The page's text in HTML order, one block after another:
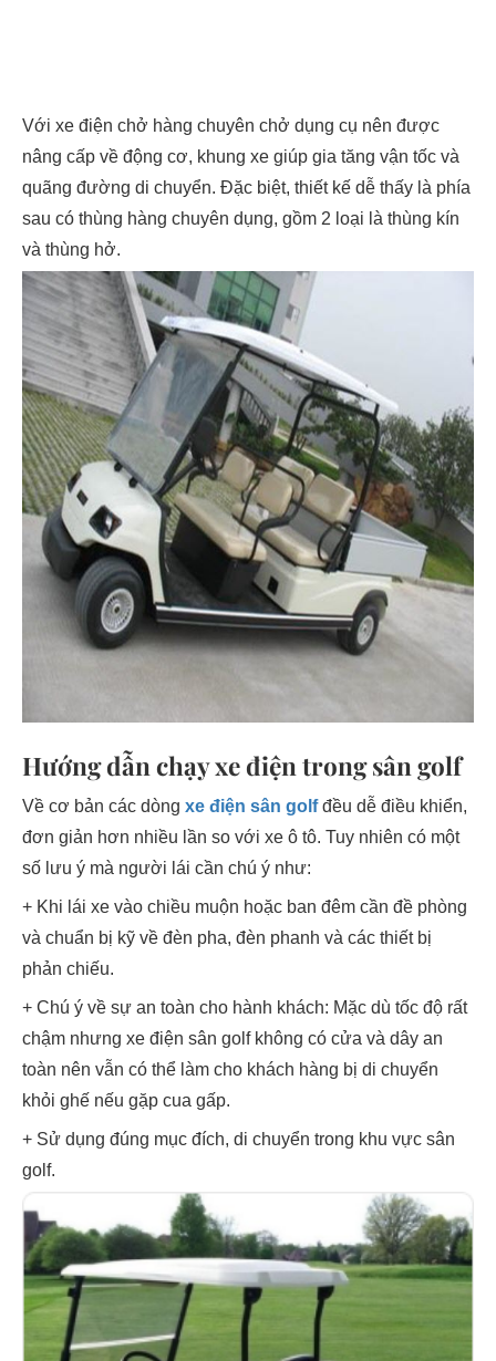
Với xe điện chở hàng chuyên chở dụng cụ nên được
nâng cấp về động cơ, khung xe giúp gia tăng vận tốc và
quãng đường di chuyển. Đặc biệt, thiết kế dễ thấy là phía
sau có thùng hàng chuyên dụng, gồm 2 loại là thùng kín
và thùng hở.
Hướng dẫn chạy xe điện trong sân golf
Về cơ bản các dòng xe điện sân golfđều dễ điều khiển,
đơn giản hơn nhiều lần so với xe ô tô. Tuy nhiên có một
số lưu ý mà người lái cần chú ý như:
+ Khi lái xe vào chiều muộn hoặc ban đêm cần đề phòng
và chuẩn bị kỹ về đèn pha, đèn phanh và các thiết bị
phản chiếu.
+ Chú ý về sự an toàn cho hành khách: Mặc dù tốc độ rất
chậm nhưng xe điện sân golf không có cửa và dây an
toàn nên vẫn có thể làm cho khách hàng bị di chuyển
khỏi ghế nếu gặp cua gấp.
+ Sử dụng đúng mục đích, di chuyển trong khu vực sân
golf.